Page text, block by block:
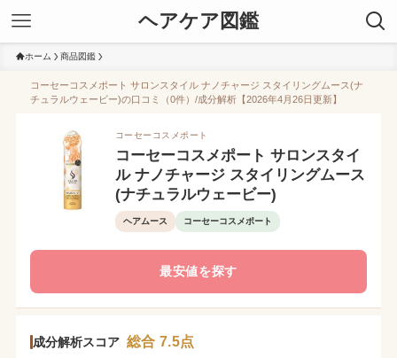
ヘアケア図鑑
ホーム 商品図鑑
コーセーコスメポート サロンスタイル ナノチャージ スタイリングムース(ナ
チュラルウェービー)の口コミ（0件）/成分解析【2026年4月26日更新】
コーセーコスメポート
コーセーコスメポート サロンスタイ
ル ナノチャージ スタイリングムース
(ナチュラルウェービー)
ヘアムース コーセーコスメポート
最安値を探す
成分解析スコア 総合 7.5点